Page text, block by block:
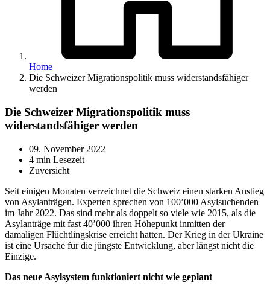
Home
Die Schweizer Migrationspolitik muss widerstandsfähiger
werden
Die Schweizer Migrationspolitik muss
widerstandsfähiger werden
09. November 2022
4 min Lesezeit
Zuversicht
Seit einigen Monaten verzeichnet die Schweiz einen starken Anstieg
von Asylanträgen. Experten sprechen von 100’000 Asylsuchenden
im Jahr 2022. Das sind mehr als doppelt so viele wie 2015, als die
Asylanträge mit fast 40’000 ihren Höhepunkt inmitten der
damaligen Flüchtlingskrise erreicht hatten. Der Krieg in der Ukraine
ist eine Ursache für die jüngste Entwicklung, aber längst nicht die
Einzige.
Das neue Asylsystem funktioniert nicht wie geplant